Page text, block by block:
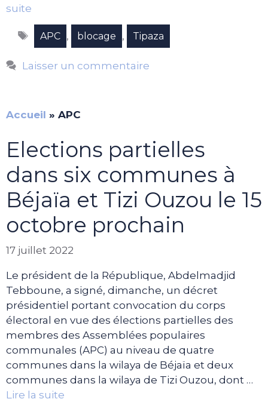
suite
Étiquettes
APC , blocage , Tipaza
Laisser un commentaire
Accueil » APC
Elections partielles
dans six communes à
Béjaïa et Tizi Ouzou le 15
octobre prochain
17 juillet 2022
Le président de la République, Abdelmadjid
Tebboune, a signé, dimanche, un décret
présidentiel portant convocation du corps
électoral en vue des élections partielles des
membres des Assemblées populaires
communales (APC) au niveau de quatre
communes dans la wilaya de Béjaïa et deux
communes dans la wilaya de Tizi Ouzou, dont …
Lire la suite